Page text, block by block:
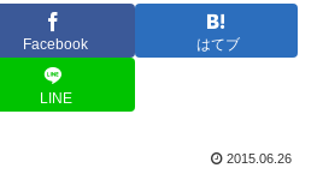
Facebook はてブ
LINE
2015.06.26